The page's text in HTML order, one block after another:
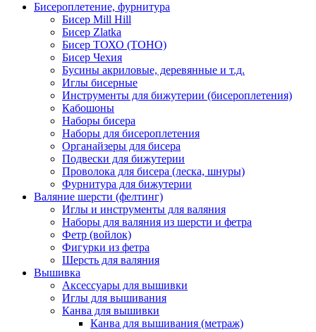
Бисероплетение, фурнитура
Бисер Mill Hill
Бисер Zlatka
Бисер ТОХО (TOHO)
Бисер Чехия
Бусины акриловые, деревянные и т.д.
Иглы бисерные
Инструменты для бижутерии (бисероплетения)
Кабошоны
Наборы бисера
Наборы для бисероплетения
Органайзеры для бисера
Подвески для бижутерии
Проволока для бисера (леска, шнуры)
Фурнитура для бижутерии
Валяние шерсти (фелтинг)
Иглы и инструменты для валяния
Наборы для валяния из шерсти и фетра
Фетр (войлок)
Фигурки из фетра
Шерсть для валяния
Вышивка
Аксессуары для вышивки
Иглы для вышивания
Канва для вышивки
Канва для вышивания (метраж)